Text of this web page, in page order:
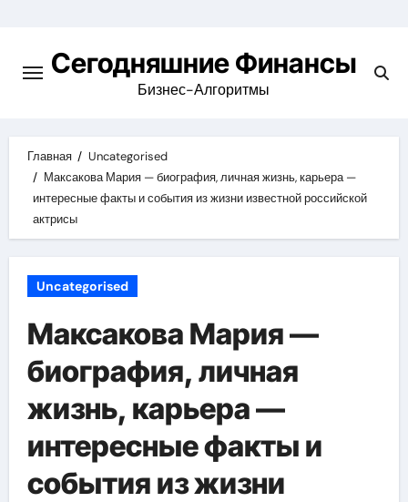
содержимомуСегодняшние Финансы
Бизнес-Алгоритмы
Главная
Uncategorised
Максакова Мария — биография, личная жизнь, карьера —
интересные факты и события из жизни известной российской
актрисы
Uncategorised
Максакова Мария —
биография, личная
жизнь, карьера —
интересные факты и
события из жизни